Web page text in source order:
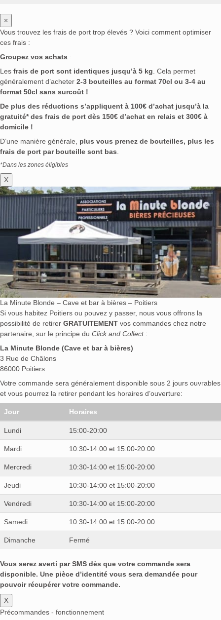
×
Vous trouvez les frais de port trop élevés ? Voici comment optimiser
ces frais :
Groupez vos achats :
Les frais de port sont identiques jusqu’à 5 kg. Cela permet
généralement d’acheter 2-3 bouteilles au format 70cl ou 3-4 au
format 50cl sans surcoût !
De plus des réductions s’appliquent à 100€ d’achat jusqu’à la
gratuité* des frais de port dès 150€ d’achat en relais et 300€ à
domicile !
D’une manière générale, plus vous prenez de bouteilles, plus les
frais de port par bouteille sont bas.
*Dans les zones éligibles
X
La Minute Blonde – Cave et bar à bières – Poitiers
Si vous habitez Poitiers ou pouvez y passer, nous vous offrons la
possibilité de retirer GRATUITEMENT vos commandes chez notre
partenaire, sur le principe du Click and Collect:
La Minute Blonde (Cave et bar à bières)
3 Rue de Châlons
86000 Poitiers
Votre commande sera généralement disponible sous 2 jours ouvrables
et vous pourrez la retirer pendant les horaires d’ouverture:
Jour Horaires
Lundi 15:00-20:00
Mardi 10:30-14:00 et 15:00-20:00
Mercredi 10:30-14:00 et 15:00-20:00
Jeudi 10:30-14:00 et 15:00-20:00
Vendredi 10:30-14:00 et 15:00-20:00
Samedi 10:30-14:00 et 15:00-20:00
Dimanche Fermé
Vous serez averti par SMS dès que votre commande sera
disponible. Une pièce d’identité vous sera demandée pour
pouvoir récupérer votre commande.
X
Précommandes - fonctionnement